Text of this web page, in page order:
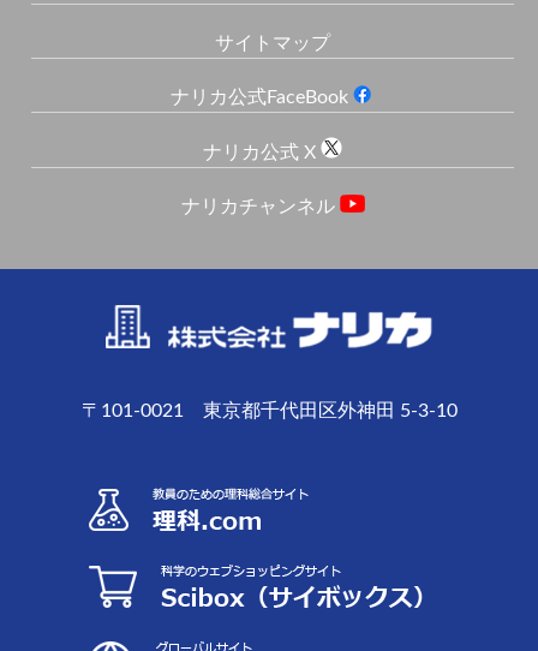
サイトマップ
ナリカ公式FaceBook
ナリカ公式 X
ナリカチャンネル
〒101-0021 東京都千代田区外神田 5-3-10